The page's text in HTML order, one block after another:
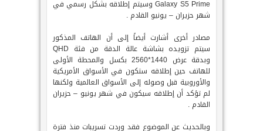
Galaxy S5 Prime وسيتم إطلاقه بشكل رسمي في
شهر حزيران – يونيو القادم .
مصادر أخرى أشارت أيضاً إلى أن الهاتف المذكور
سيتم تزويده بشاشة عالة الدقة من فئة QHD
وبدقة عرض 1440*2560 بكسل والمحطة الأولى
للهاتف حين إطلاقه ستكون في الأسواق الأمريكية
والأوروبية قبل وصوله إلى الأسواق العالمية ولكنها
لم تؤكد أن إطلاقه سيكون في شهر يونيو – حزيران
القادم .
وبالحديث عن الموضوع فقد وردت تسريبات منذ فترة